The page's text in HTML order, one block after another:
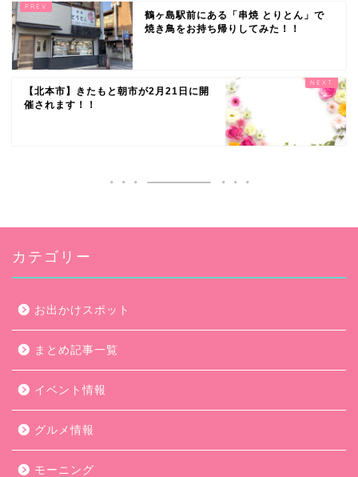
鶴ヶ島駅前にある「串焼 とりとん」で
焼き鳥をお持ち帰りしてみた！！
【北本市】きたもと朝市が2月21日に開
催されます！！
カテゴリー
お出かけスポット
まとめ記事一覧
イベント情報
グルメ情報
モーニング